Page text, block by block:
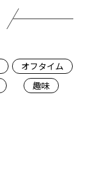
オフタイム
趣味